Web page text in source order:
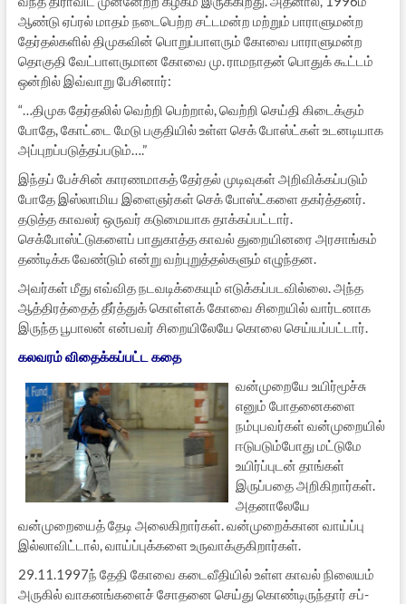
ஆண்டு ஏப்ரல் மாதம் நடைபெற்ற சட்டமன்ற மற்றும் பாராளுமன்ற
தேர்தல்களில் திமுகவின் பொறுப்பாளரும் கோவை பாராளுமன்ற
தொகுதி வேட்பாளருமான கோவை மு. ராமநாதன் பொதுக் கூட்டம்
ஒன்றில் இவ்வாறு பேசினார்:
“…திமுக தேர்தலில் வெற்றி பெற்றால், வெற்றி செய்தி கிடைக்கும்
போதே, கோட்டை மேடு பகுதியில் உள்ள செக் போஸ்ட்கள் உடனடியாக
அப்புறப்படுத்தப்படும்….”
இந்தப் பேச்சின் காரணமாகத் தேர்தல் முடிவுகள் அறிவிக்கப்படும்
போதே இஸ்லாமிய இளைஞர்கள் செக் போஸ்ட்களை தகர்த்தனர்.
தடுத்த காவலர் ஒருவர் கடுமையாக தாக்கப்பட்டார்.
செக்போஸ்ட்டுகளைப் பாதுகாத்த காவல் துறையினரை அரசாங்கம்
தண்டிக்க வேண்டும் என்று வற்புறுத்தல்களும் எழுந்தன.
அவர்கள் மீது எவ்வித நடவடிக்கையும் எடுக்கப்படவில்லை. அந்த
ஆத்திரத்தைத் தீர்த்துக் கொள்ளக் கோவை சிறையில் வார்டனாக
இருந்த பூபாலன் என்பவர் சிறையிலேயே கொலை செய்யப்பட்டார்.
கலவரம் விதைக்கப்பட்ட கதை
வன்முறையே உயிர்மூச்சு
எனும் போதனைகளை
நம்புபவர்கள் வன்முறையில்
ஈடுபடும்போது மட்டுமே
உயிர்ப்புடன் தாங்கள்
இருப்பதை அறிகிறார்கள்.
அதனாலேயே
வன்முறையைத் தேடி அலைகிறார்கள். வன்முறைக்கான வாய்ப்பு
இல்லாவிட்டால், வாய்ப்புக்களை உருவாக்குகிறார்கள்.
29.11.1997ந் தேதி கோவை கடைவீதியில் உள்ள காவல் நிலையம்
அருகில் வாகனங்களைச் சோதனை செய்து கொண்டிருந்தார் சப்-